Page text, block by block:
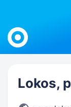
Work.ua
Lokos,